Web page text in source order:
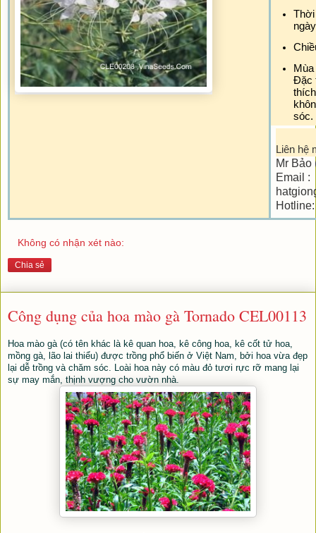
Thời
Mùa
Đặc
sóc.
Liên hệ
Mr Bảo
Email :
Không có nhận xét nào:
Chia sẻ
Công dụng của hoa mào gà Tornado CEL00113
Hoa mào gà (có tên khác là kê quan hoa, kê công hoa, kê cốt tử hoa,
mồng gà, lão lai thiểu) được trồng phổ biến ở Việt Nam, bởi hoa vừa đẹp
lại dễ trồng và chăm sóc. Loài hoa này có màu đỏ tươi rực rỡ mang lại
sự may mắn, thịnh vượng cho vườn nhà.